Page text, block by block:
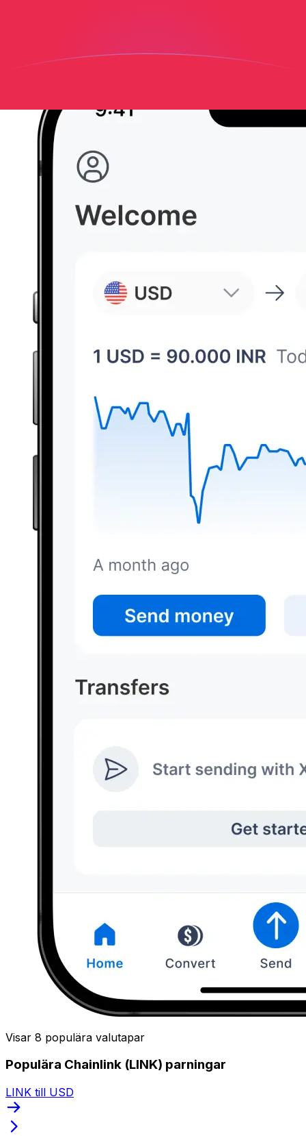
Visar 8 populära valutapar
Populära Chainlink (LINK) parningar
LINK till USD